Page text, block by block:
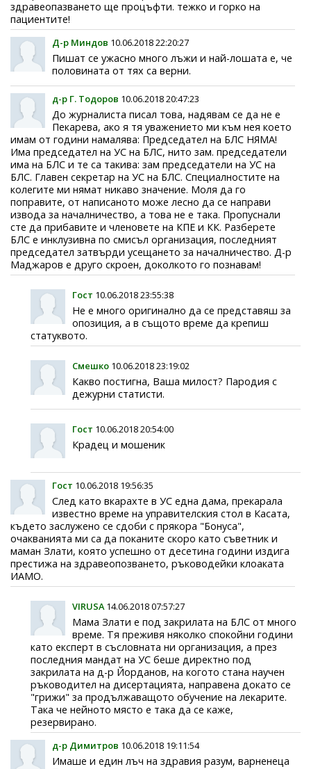
здравеопазването ще процъфти. тежко и горко на
пациентите!
Д-р Миндов 10.06.2018 22:20:27
Пишат се ужасно много лъжи и най-лошата е, че
половината от тях са верни.
д-р Г. Тодоров 10.06.2018 20:47:23
До журналиста писал това, надявам се да не е
Пекарева, ако я тя уважението ми към нея което
имам от години намалява: Председател на БЛС НЯМА!
Има председател на УС на БЛС, нито зам. председатели
има на БЛС и те са такива: зам председатели на УС на
БЛС. Главен секретар на УС на БЛС. Специалностите на
колегите ми нямат никаво значение. Моля да го
поправите, от написаното може лесно да се направи
извода за началничество, а това не е така. Пропуснали
сте да прибавите и членовете на КПЕ и КК. Разберете
БЛС е инклузивна по смисъл организация, последният
председател затвърди усещането за началничество. Д-р
Маджаров е друго скроен, доколкото го познавам!
Гост 10.06.2018 23:55:38
Не е много оригинално да се представяш за
опозиция, а в същото време да крепиш
статуквото.
Смешко 10.06.2018 23:19:02
Какво постигна, Ваша милост? Пародия с
дежурни статисти.
Гост 10.06.2018 20:54:00
Крадец и мошеник
Гост 10.06.2018 19:56:35
След като вкарахте в УС една дама, прекарала
известно време на управителския стол в Касата,
където заслужено се сдоби с прякора "Бонуса",
очакванията ми са да поканите скоро като съветник и
маман Злати, която успешно от десетина години издига
престижа на здравеопозването, ръководейки клоаката
ИАМО.
VIRUSA14.06.2018 07:57:27
Мама Злати е под закрилата на БЛС от много
време. Тя преживя няколко спокойни години
като експерт в съсловната ни организация, а през
последния мандат на УС беше директно под
закрилата на д-р Йорданов, на когото стана научен
ръководител на дисертацията, направена докато се
"грижи" за продължаващото обучение на лекарите.
Така че нейното място е така да се каже,
резервирано.
д-р Димитров 10.06.2018 19:11:54
Имаше и един лъч на здравия разум, варненеца